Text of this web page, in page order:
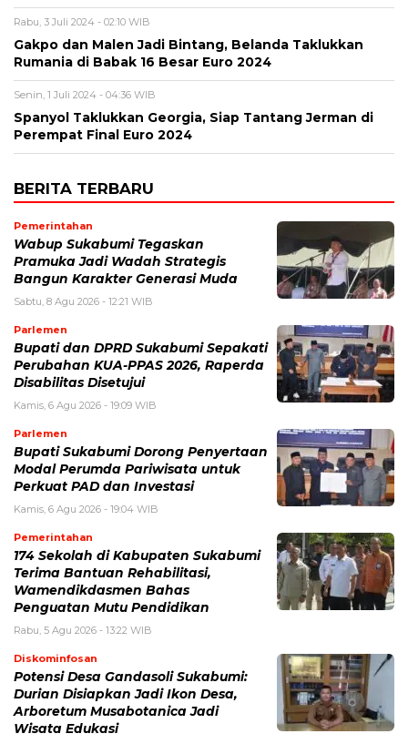
Rabu, 3 Juli 2024 - 02:10 WIB
Gakpo dan Malen Jadi Bintang, Belanda Taklukkan
Rumania di Babak 16 Besar Euro 2024
Senin, 1 Juli 2024 - 04:36 WIB
Spanyol Taklukkan Georgia, Siap Tantang Jerman di
Perempat Final Euro 2024
BERITA TERBARU
Pemerintahan
Wabup Sukabumi Tegaskan
Pramuka Jadi Wadah Strategis
Bangun Karakter Generasi Muda
Sabtu, 8 Agu 2026 - 12:21 WIB
Parlemen
Bupati dan DPRD Sukabumi Sepakati
Perubahan KUA-PPAS 2026, Raperda
Disabilitas Disetujui
Kamis, 6 Agu 2026 - 19:09 WIB
Parlemen
Bupati Sukabumi Dorong Penyertaan
Modal Perumda Pariwisata untuk
Perkuat PAD dan Investasi
Kamis, 6 Agu 2026 - 19:04 WIB
Pemerintahan
174 Sekolah di Kabupaten Sukabumi
Terima Bantuan Rehabilitasi,
Wamendikdasmen Bahas
Penguatan Mutu Pendidikan
Rabu, 5 Agu 2026 - 13:22 WIB
Diskominfosan
Potensi Desa Gandasoli Sukabumi:
Durian Disiapkan Jadi Ikon Desa,
Arboretum Musabotanica Jadi
Wisata Edukasi